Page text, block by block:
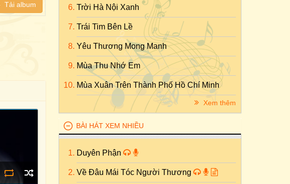
Tải album Trời Hà Nội Xanh
Trái Tim Bên Lề
Yêu Thương Mong Manh
Mùa Thu Nhớ Em
Mùa Xuân Trên Thành Phố Hồ Chí Minh
Xem thêm
BÀI HÁT XEM NHIỀU
Duyên Phận
Về Đâu Mái Tóc Người Thương